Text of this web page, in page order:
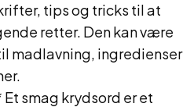
tips og tricks til at
retter. Den kan være
madlavning, ingredienser
smag krydsord er et